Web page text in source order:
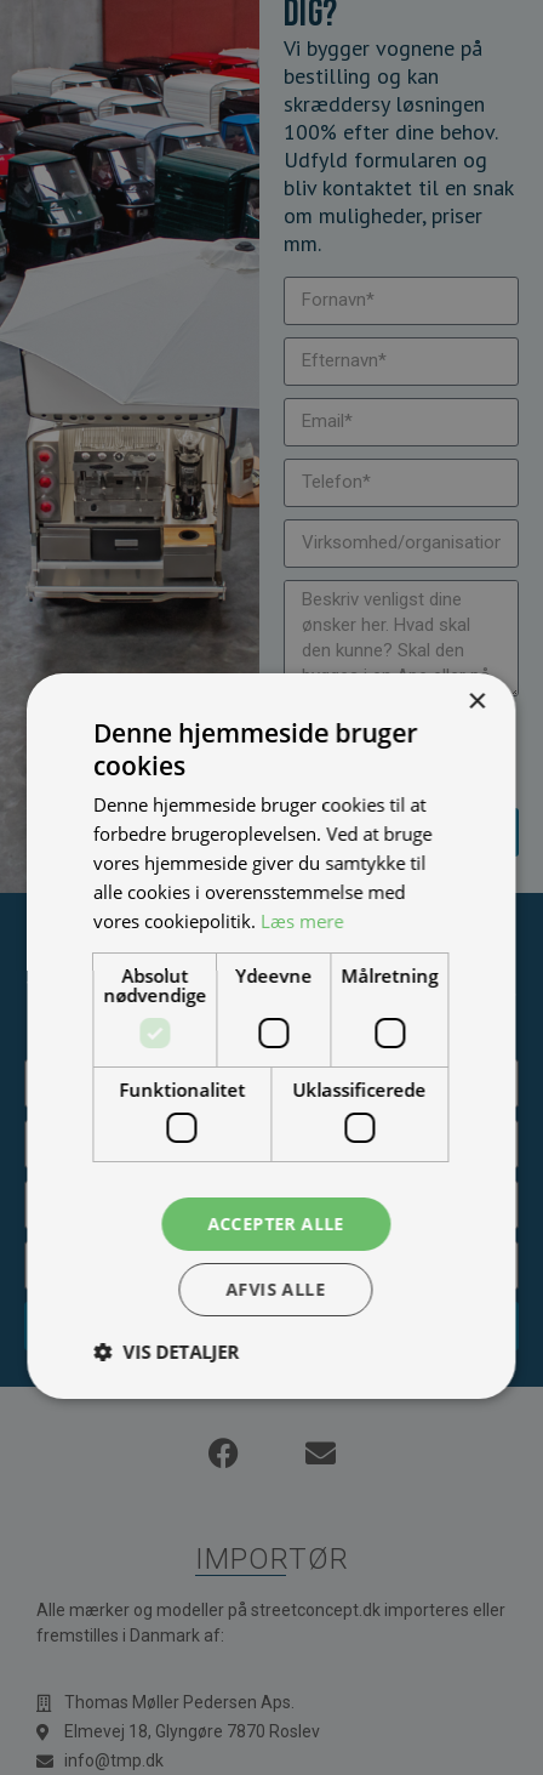
dig?
Vi bygger vognene på
bestilling og kan
skræddersy løsningen
100% efter dine behov.
Udfyld formularen og
bliv kontaktet til en snak
om muligheder, priser
mm.
Jeg vil gerne modtage
nyheder på mail (bare rolig,
SEND
FORESPØRGSEL
Tilmeld nyhedsmail
Vær blandt de første til at modtage info om nye produkter,
tilbud, events og udstillinger.
IMPORTØR
Alle mærker og modeller på streetconcept.dk importeres eller
fremstilles i Danmark af:
Thomas Møller Pedersen Aps.
Elmevej 18, Glyngøre 7870 Roslev
info@tmp.dk
×
Denne hjemmeside bruger
cookies
Denne hjemmeside bruger cookies til at
forbedre brugeroplevelsen. Ved at bruge
vores hjemmeside giver du samtykke til
alle cookies i overensstemmelse med
vores cookiepolitik. Læs mere
Absolut
nødvendige
Ydeevne Målretning
Funktionalitet Uklassificerede
ACCEPTER ALLE
AFVIS ALLE
VIS DETALJER